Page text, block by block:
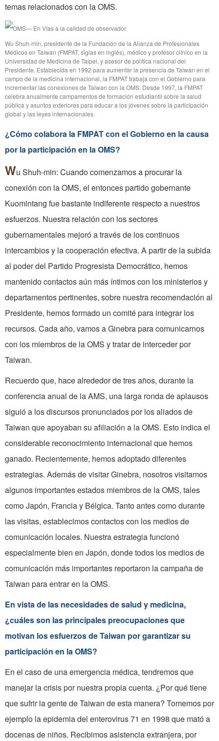
temas relacionados con la OMS.
Wu Shuh-min, presidente de la Fundación de la Alianza de Profesionales
Médicos en Taiwan (FMPAT, siglas en inglés), médico y profesor clínico en la
Universidad de Medicina de Taipei, y asesor de política nacional del
Presidente. Establecida en 1992 para aumentar la presencia de Taiwan en el
campo de la medicina internacional, la FMPAT trabaja con el Gobierno para
incrementar las conexiones de Taiwan con la OMS. Desde 1997, la FMPAT
celebra anualmente campamentos de formación estudiantil sobre la salud
pública y asuntos exteriores para educar a los jóvenes sobre la participación
global y las leyes internacionales.
¿Cómo colabora la FMPAT con el Gobierno en la causa
por la participación en la OMS?
Wu Shuh-min: Cuando comenzamos a procurar la
conexión con la OMS, el entonces partido gobernante
Kuomintang fue bastante indiferente respecto a nuestros
esfuerzos. Nuestra relación con los sectores
gubernamentales mejoró a través de los continuos
intercambios y la cooperación efectiva. A partir de la subida
al poder del Partido Progresista Democrático, hemos
mantenido contactos aún más íntimos con los ministerios y
departamentos pertinentes, sobre nuestra recomendación al
Presidente, hemos formado un comité para integrar los
recursos. Cada año, vamos a Ginebra para comunicarnos
con los miembros de la OMS y tratar de interceder por
Taiwan.
Recuerdo que, hace alrededor de tres años, durante la
conferencia anual de la AMS, una larga ronda de aplausos
siguió a los discursos pronunciados por los aliados de
Taiwan que apoyaban su afiliación a la OMS. Esto indica el
considerable reconocimiento internacional que hemos
ganado. Recientemente, hemos adoptado diferentes
estrategias. Además de visitar Ginebra, nosotros visitamos
algunos importantes estados miembros de la OMS, tales
como Japón, Francia y Bélgica. Tanto antes como durante
las visitas, establecimos contactos con los medios de
comunicación locales. Nuestra estrategia funcionó
especialmente bien en Japón, donde todos los medios de
comunicación más importantes reportaron la campaña de
Taiwan para entrar en la OMS.
En vista de las necesidades de salud y medicina,
¿cuáles son las principales preocupaciones que
motivan los esfuerzos de Taiwan por garantizar su
participación en la OMS?
En el caso de una emergencia médica, tendremos que
manejar la crisis por nuestra propia cuenta. ¿Por qué tiene
que sufrir la gente de Taiwan de esta manera? Tomemos por
ejemplo la epidemia del enterovirus 71 en 1998 que mató a
docenas de niños. Recibimos asistencia extranjera, por